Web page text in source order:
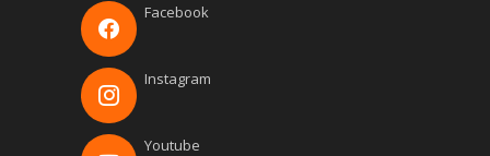
Facebook
Instagram
Youtube